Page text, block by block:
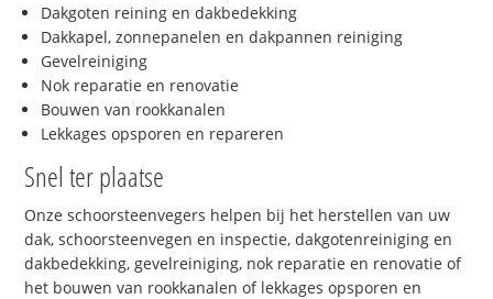
Dakgoten reining en dakbedekking
Dakkapel, zonnepanelen en dakpannen reiniging
Gevelreiniging
Nok reparatie en renovatie
Bouwen van rookkanalen
Lekkages opsporen en repareren
Snel ter plaatse
Onze schoorsteenvegers helpen bij het herstellen van uw
dak, schoorsteenvegen en inspectie, dakgotenreiniging en
dakbedekking, gevelreiniging, nok reparatie en renovatie of
het bouwen van rookkanalen of lekkages opsporen en